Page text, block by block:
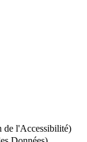
de l'Accessibilité)